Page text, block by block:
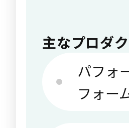
主なプロダ
パフォ
フォー